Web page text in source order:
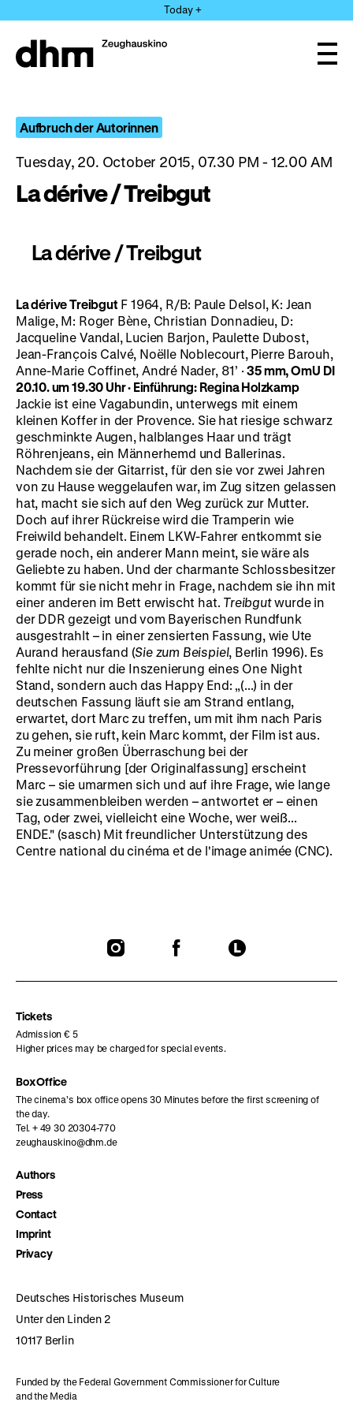
directly
the
Today +
Aufbruch der Autorinnen
Tuesday, 20. October 2015, 07.30 PM - 12.00 AM
La dérive / Treibgut
La dérive / Treibgut
LadériveTreibgut F 1964, R/B: Paule Delsol, K: Jean
Malige, M: Roger Bène, Christian Donnadieu, D:
Jacqueline Vandal, Lucien Barjon, Paulette Dubost,
Jean-François Calvé, Noëlle Noblecourt, Pierre Barouh,
Anne-Marie Coffinet, André Nader, 81’ ·35 mm, OmU DI
20.10. um 19.30 Uhr · Einführung: Regina Holzkamp
Jackie ist eine Vagabundin, unterwegs mit einem
kleinen Koffer in der Provence. Sie hat riesige schwarz
geschminkte Augen, halblanges Haar und trägt
Röhrenjeans, ein Männerhemd und Ballerinas.
Nachdem sie der Gitarrist, für den sie vor zwei Jahren
von zu Hause weggelaufen war, im Zug sitzen gelassen
hat, macht sie sich auf den Weg zurück zur Mutter.
Doch auf ihrer Rückreise wird die Tramperin wie
Freiwild behandelt. Einem LKW-Fahrer entkommt sie
gerade noch, ein anderer Mann meint, sie wäre als
Geliebte zu haben. Und der charmante Schlossbesitzer
kommt für sie nicht mehr in Frage, nachdem sie ihn mit
einer anderen im Bett erwischt hat. Treibgutwurde in
der DDR gezeigt und vom Bayerischen Rundfunk
ausgestrahlt – in einer zensierten Fassung, wie Ute
Aurand herausfand (Sie zum Beispiel, Berlin 1996). Es
fehlte nicht nur die Inszenierung eines One Night
Stand, sondern auch das Happy End: „(...) in der
deutschen Fassung läuft sie am Strand entlang,
erwartet, dort Marc zu treffen, um mit ihm nach Paris
zu gehen, sie ruft, kein Marc kommt, der Film ist aus.
Zu meiner großen Überraschung bei der
Pressevorführung [der Originalfassung] erscheint
Marc – sie umarmen sich und auf ihre Frage, wie lange
sie zusammenbleiben werden – antwortet er – einen
Tag, oder zwei, vielleicht eine Woche, wer weiß...
ENDE." (sasch) Mit freundlicher Unterstützung des
Centre national du cinéma et de l'image animée (CNC).
To
To
To
Tickets
Admission € 5
Higher prices may be charged for special events.
Box Office
The cinema’s box office opens 30 Minutes before the first screening of
the day.
Tel. + 49 30 20304-770
zeughauskino@dhm.de
Authors
Press
Contact
Imprint
Privacy
Deutsches Historisches Museum
Unter den Linden 2
10117 Berlin
Funded by the Federal Government Commissioner for Culture
and the Media